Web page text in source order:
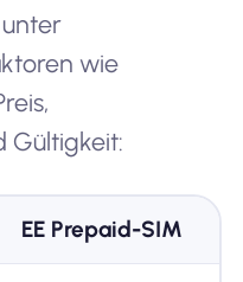
wie
Gültigkeit:
EE Prepaid-SIM